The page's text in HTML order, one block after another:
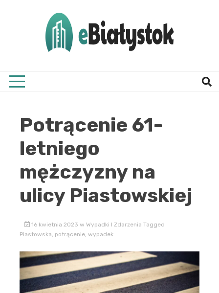
Potrącenie 61-
letniego
mężczyzny na
ulicy Piastowskiej
16 kwietnia 2023 w Wypadki I Zdarzenia Tagged
Piastowska, potrącenie, wypadek